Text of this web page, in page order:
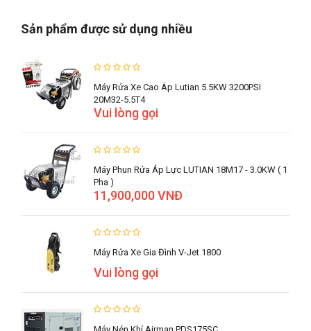
Sản phẩm được sử dụng nhiều
Máy Rửa Xe Cao Áp Lutian 5.5KW 3200PSI
20M32-5.5T4
Vui lòng gọi
Máy Phun Rửa Áp Lực LUTIAN 18M17 - 3.0KW ( 1
Pha )
11,900,000 VNĐ
Máy Rửa Xe Gia Đình V-Jet 1800
Vui lòng gọi